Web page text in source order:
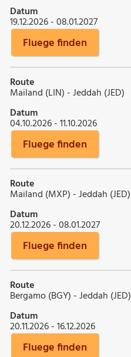
Datum
19.12.2026 - 08.01.2027
Fluege finden
Route
Mailand (LIN) - Jeddah (JED)
Datum
04.10.2026 - 11.10.2026
Fluege finden
Route
Mailand (MXP) - Jeddah (JED)
Datum
20.12.2026 - 08.01.2027
Fluege finden
Route
Bergamo (BGY) - Jeddah (JED)
Datum
20.11.2026 - 16.12.2026
Fluege finden